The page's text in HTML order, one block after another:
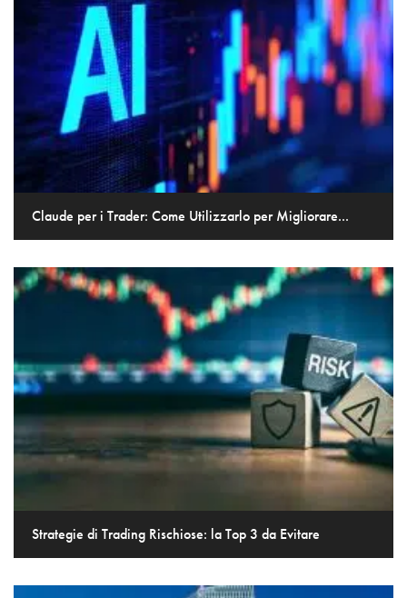
Claude per i Trader: Come Utilizzarlo per Migliorare...
Strategie di Trading Rischiose: la Top 3 da Evitare